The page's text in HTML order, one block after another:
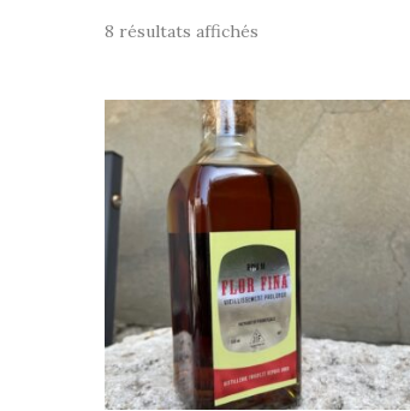
8 résultats affichés